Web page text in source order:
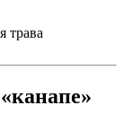
трава